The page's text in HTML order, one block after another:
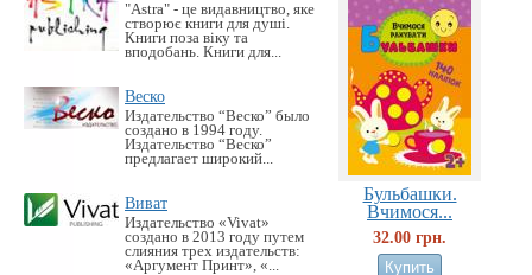
"Astra" - це видавництво, яке
створює книги для душі.
Книги поза віку та
вподобань. Книги для...
Веско
Издательство “Веско” было
создано в 1994 году.
Издательство “Веско”
предлагает широкий...
Виват
Издательство «Vivat»
создано в 2013 году путем
слияния трех издательств:
«Аргумент Принт», «...
Бульбашки.
Вчимося...
32.00 грн.